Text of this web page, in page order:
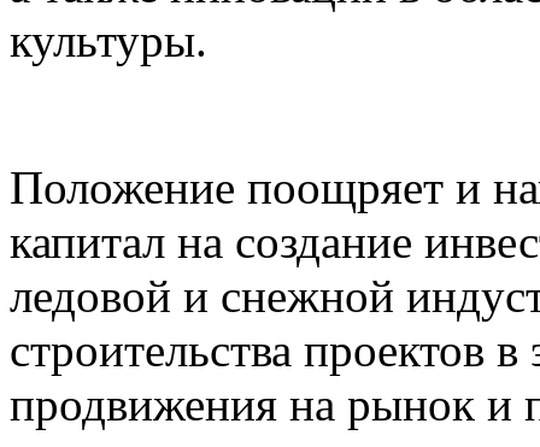
культуры.
Положение поощряет и
капитал на создание
ледовой и снежной
строительства проектов
продвижения на рынок и